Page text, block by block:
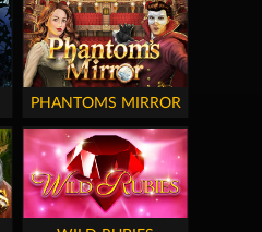
PHANTOMS MIRROR